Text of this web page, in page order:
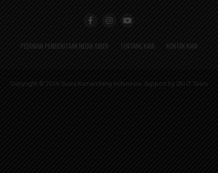
PEDOMAN PEMBERITAAN MEDIA SIBER TENTANG KAMI KONTAK KAMI
Copyright © 2016 Suara Kumandang Indonesia. Support by SKI IT Team